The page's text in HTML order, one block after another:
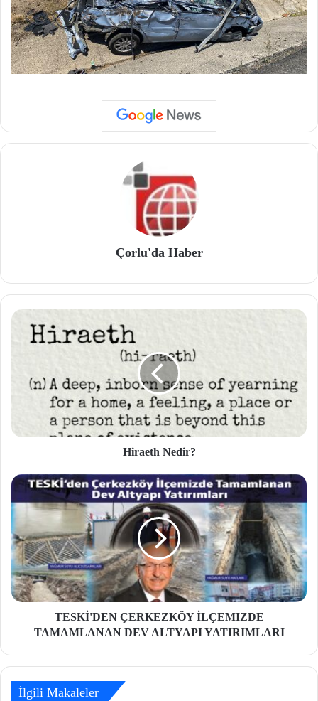
Çorlu'da Haber
Hiraeth Nedir?
TESKİ'DEN ÇERKEZKÖY İLÇEMIZDE
TAMAMLANAN DEV ALTYAPI YATIRIMLARI
İlgili Makaleler